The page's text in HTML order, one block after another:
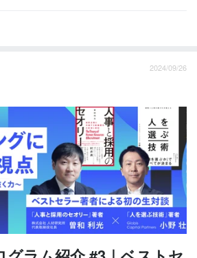
2024/09/26